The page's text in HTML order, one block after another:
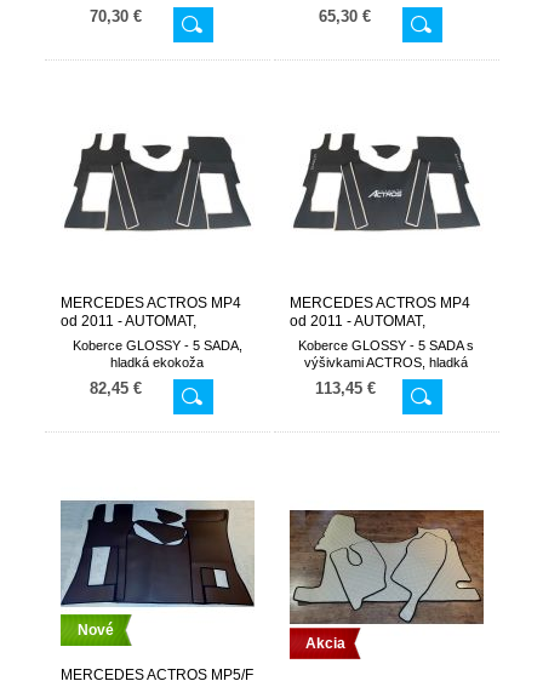
70,30 € 65,30 €
MERCEDES ACTROS MP4
od 2011 - AUTOMAT,
koberce+kryt nadstavca
Koberce GLOSSY - 5 SADA,
hladká ekokoža
82,45 €
MERCEDES ACTROS MP4
od 2011 - AUTOMAT,
koberce+kryt nadstavca
ACTROSx3
Koberce GLOSSY - 5 SADA s
výšivkami ACTROS, hladká
ekokoža
113,45 €
Nové
MERCEDES ACTROS MP5/F
Akcia